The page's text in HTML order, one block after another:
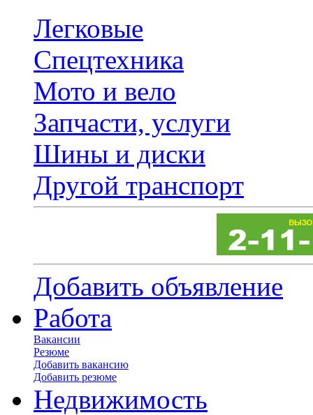
Легковые
Спецтехника
Мото и вело
Запчасти, услуги
Шины и диски
Другой транспорт
Добавить объявление
Работа
Вакансии
Резюме
Добавить вакансию
Добавить резюме
Недвижимость